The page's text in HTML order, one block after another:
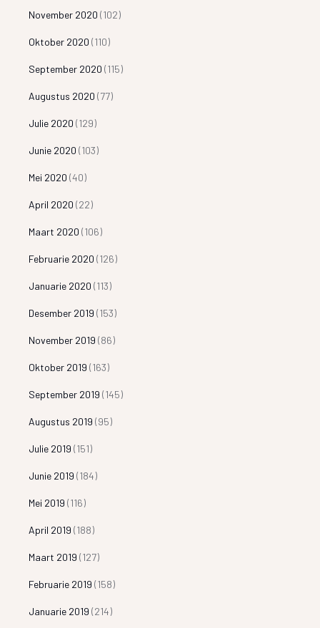
November 2020 (102)
Oktober 2020 (110)
September 2020 (115)
Augustus 2020 (77)
Julie 2020 (129)
Junie 2020 (103)
Mei 2020 (40)
April 2020 (22)
Maart 2020 (106)
Februarie 2020 (126)
Januarie 2020 (113)
Desember 2019 (153)
November 2019 (86)
Oktober 2019 (163)
September 2019 (145)
Augustus 2019 (95)
Julie 2019 (151)
Junie 2019 (184)
Mei 2019 (116)
April 2019 (188)
Maart 2019 (127)
Februarie 2019 (158)
Januarie 2019 (214)